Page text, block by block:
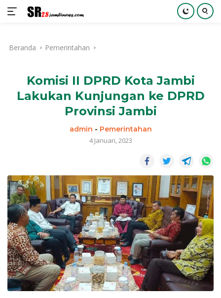
kontenBeranda Pemerintahan
Komisi II DPRD Kota Jambi
Lakukan Kunjungan ke DPRD
Provinsi Jambi
admin - Pemerintahan
4 Januari, 2023